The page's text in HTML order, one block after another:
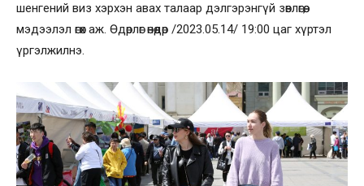
шенгений виз хэрхэн авах талаар дэлгэрэнгүй зөвлөгөө,
мэдээлэл өгөх аж. Өдөрлөг өнөөдөр /2023.05.14/ 19:00 цаг хүртэл
үргэлжилнэ.